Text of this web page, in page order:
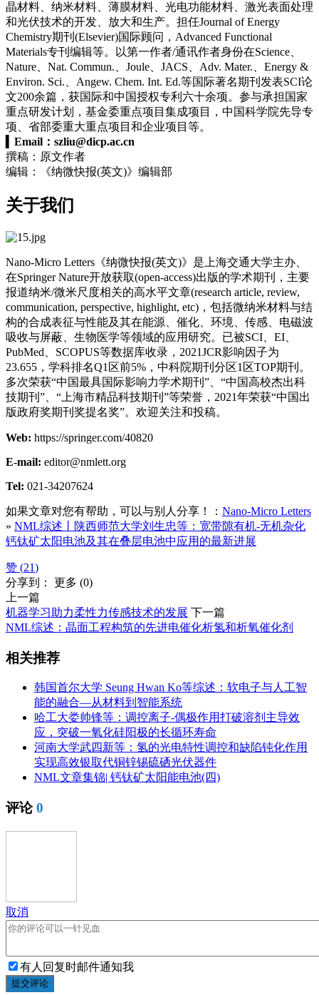
晶材料、纳米材料、薄膜材料、光电功能材料、激光表面处理
和光伏技术的开发、放大和生产。担任Journal of Energy
Chemistry期刊(Elsevier)国际顾问，Advanced Functional
Materials专刊编辑等。以第一作者/通讯作者身份在Science、
Nature、Nat. Commun.、Joule、JACS、Adv. Mater.、Energy &
Environ. Sci.、Angew. Chem. Int. Ed.等国际著名期刊发表SCI论
文200余篇，获国际和中国授权专利六十余项。参与承担国家
重点研发计划，基金委重点项目集成项目，中国科学院先导专
项、省部委重大重点项目和企业项目等。
Email： szliu@dicp.ac.cn
撰稿：原文作者
编辑：《纳微快报(英文)》编辑部
关于我们
Nano-Micro Letters《纳微快报(英文)》是上海交通大学主办、
在Springer Nature开放获取(open-access)出版的学术期刊，主要
报道纳米/微米尺度相关的高水平文章(research article, review,
communication, perspective, highlight, etc)，包括微纳米材料与结
构的合成表征与性能及其在能源、催化、环境、传感、电磁波
吸收与屏蔽、生物医学等领域的应用研究。已被SCI、EI、
PubMed、SCOPUS等数据库收录，2021JCR影响因子为
23.655，学科排名Q1区前5%，中科院期刊分区1区TOP期刊。
多次荣获“中国最具国际影响力学术期刊”、“中国高校杰出科
技期刊”、“上海市精品科技期刊”等荣誉，2021年荣获“中国出
版政府奖期刊奖提名奖”。欢迎关注和投稿。
Web: https://springer.com/40820
E-mail: editor@nmlett.org
Tel: 021-34207624
如果文章对您有帮助，可以与别人分享！： Nano-Micro Letters
» NML综述丨陕西师范大学刘生忠等：宽带隙有机-无机杂化
钙钛矿太阳电池及其在叠层电池中应用的最新进展
赞 (21)
分享到： 更多 (0)
上一篇
机器学习助力柔性力传感技术的发展 下一篇
NML综述：晶面工程构筑的先进电催化析氢和析氧催化剂
相关推荐
韩国首尔大学 Seung Hwan Ko等综述：软电子与人工智
能的融合—从材料到智能系统
哈工大娄帅锋等：调控离子-偶极作用打破溶剂主导效
应，突破一氧化硅阳极的长循环寿命
河南大学武四新等：氢的光电特性调控和缺陷钝化作用
实现高效银取代铜锌锡硫硒光伏器件
NML文章集锦| 钙钛矿太阳能电池(四)
评论0
取消
有人回复时邮件通知我
提交评论